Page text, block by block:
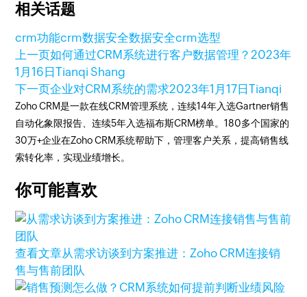
相关话题
crm功能crm数据安全数据安全crm选型
上一页如何通过CRM系统进行客户数据管理？2023年
1月16日Tianqi Shang
下一页企业对CRM系统的需求2023年1月17日Tianqi
Zoho CRM是一款在线CRM管理系统，连续14年入选Gartner销售
自动化象限报告、连续5年入选福布斯CRM榜单。180多个国家的
30万+企业在Zoho CRM系统帮助下，管理客户关系，提高销售线
索转化率，实现业绩增长。
你可能喜欢
查看文章从需求访谈到方案推进：Zoho CRM连接销
售与售前团队